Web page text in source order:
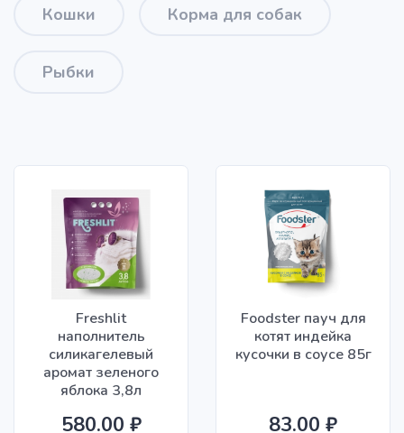
Кошки Корма для собак
Рыбки
Freshlit
наполнитель
силикагелевый
аромат зеленого
яблока 3,8л
580.00 ₽
Foodster пауч для
котят индейка
кусочки в соусе 85г
83.00 ₽